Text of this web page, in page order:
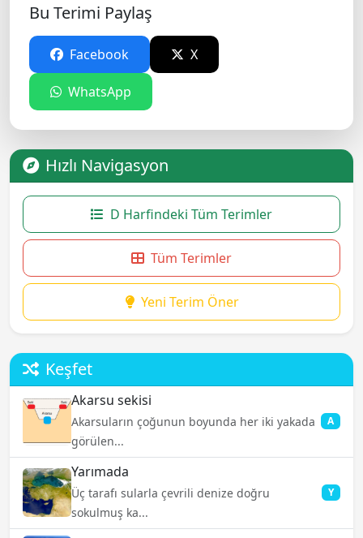
Bu Terimi Paylaş
Facebook X
WhatsApp
Hızlı Navigasyon
D Harfindeki Tüm Terimler
Tüm Terimler
Yeni Terim Öner
Keşfet
Akarsu sekisi
Akarsuların çoğunun boyunda her iki yakada
görülen...
A
Yarımada
Üç tarafı sularla çevrili denize doğru
sokulmuş ka...
Y